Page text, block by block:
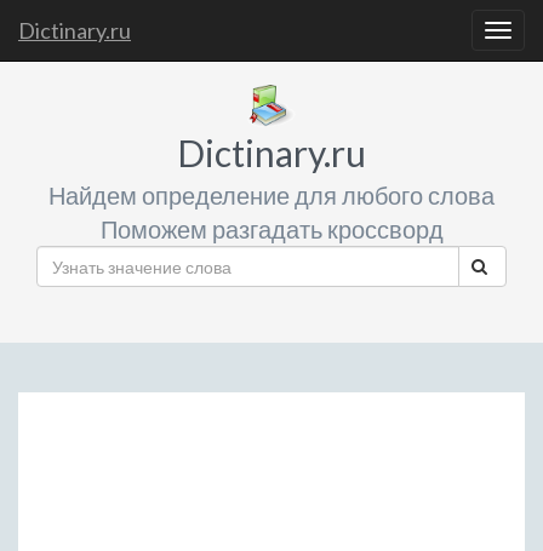
Dictinary.ru
Dictinary.ru
Найдем определение для любого слова
Поможем разгадать кроссворд